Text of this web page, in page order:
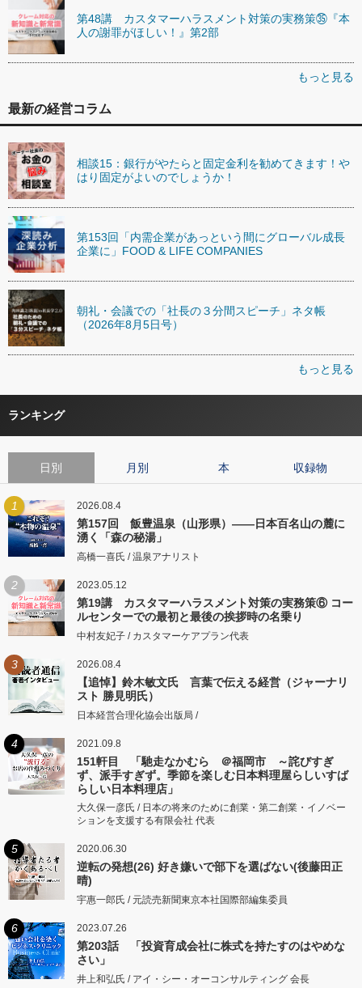
第48講 カスタマーハラスメント対策の実務策㉟『本
人の謝罪がほしい！』第2部
もっと見る
最新の経営コラム
相談15：銀行がやたらと固定金利を勧めてきます！や
はり固定がよいのでしょうか！
第153回「内需企業があっという間にグローバル成長
企業に」FOOD & LIFE COMPANIES
朝礼・会議での「社長の３分間スピーチ」ネタ帳
（2026年8月5日号）
もっと見る
ランキング
日別 月別 本 収録物
1 2026.08.4
第157回 飯豊温泉（山形県）――日本百名山の麓に
湧く「森の秘湯」
高橋一喜氏 / 温泉アナリスト
2 2023.05.12
第19講 カスタマーハラスメント対策の実務策⑥ コー
ルセンターでの最初と最後の挨拶時の名乗り
中村友妃子 / カスタマーケアプラン代表
3 2026.08.4
【追悼】鈴木敏文氏 言葉で伝える経営（ジャーナリ
スト 勝見明氏）
日本経営合理化協会出版局 /
4 2021.09.8
151軒目 「馳走なかむら ＠福岡市 ～詫びすぎ
ず、派手すぎず。季節を楽しむ日本料理屋らしいすば
らしい日本料理店」
大久保一彦氏 / 日本の将来のために創業・第二創業・イノベー
ションを支援する有限会社 代表
5 2020.06.30
逆転の発想(26) 好き嫌いで部下を選ばない(後藤田正
晴)
宇惠一郎氏 / 元読売新聞東京本社国際部編集委員
6 2023.07.26
第203話 「投資育成会社に株式を持たすのはやめな
さい」
井上和弘氏 / アイ・シー・オーコンサルティング 会長